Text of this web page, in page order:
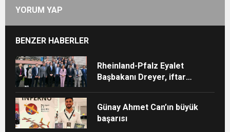
YORUM YAP
BENZER HABERLER
Rheinland-Pfalz Eyalet
Başbakanı Dreyer, iftar
Günay Ahmet Can’ın büyük
başarısı